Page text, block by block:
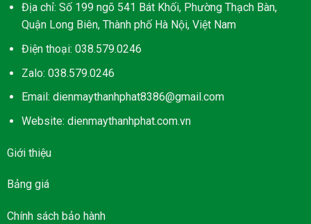
Địa chỉ: Số 199 ngõ 541 Bát Khối, Phường Thạch Bàn,
Quận Long Biên, Thành phố Hà Nội, Việt Nam
Điện thoại: 038.579.0246
Zalo: 038.579.0246
Email: dienmaythanhphat8386@gmail.com
Website: dienmaythanhphat.com.vn
Giới thiệu
Bảng giá
Chính sách bảo hành